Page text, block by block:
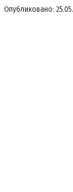
Опубликовано: